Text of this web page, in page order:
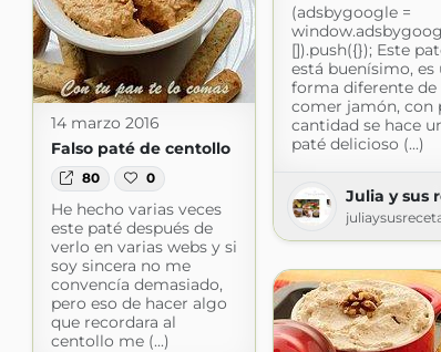
(adsbygoogle =
[]).push({}); Este
está buenísimo, es
forma diferente de
comer jamón, con
cantidad se hace
paté delicioso (...)
Julia y sus
14 marzo 2016
Falso paté de centollo
80 0
He hecho varias veces
este paté después de
verlo en varias webs y si
soy sincera no me
convencía demasiado,
pero eso de hacer algo
que recordara al
centollo me (...)